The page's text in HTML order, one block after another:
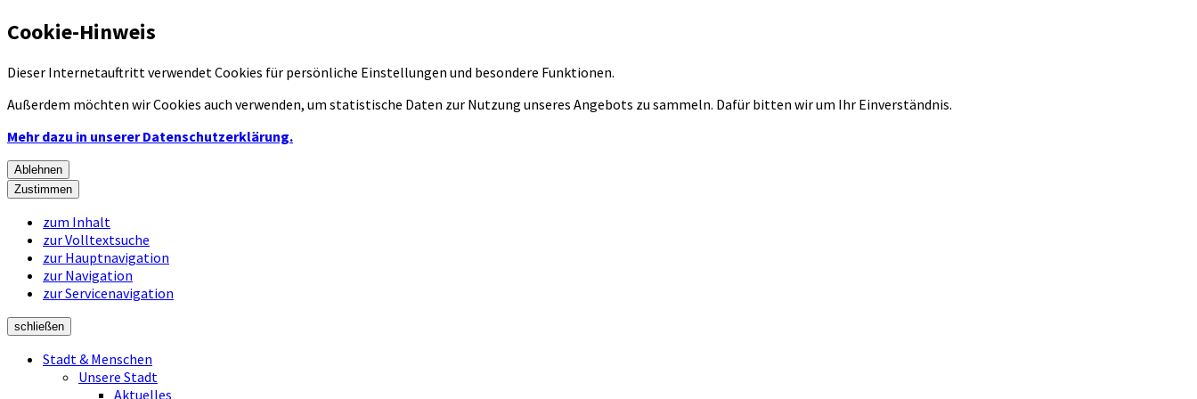
Cookie-Hinweis
Dieser Internetauftritt verwendet Cookies für persönliche Einstellungen und besondere Funktionen.
Außerdem möchten wir Cookies auch verwenden, um statistische Daten zur Nutzung unseres Angebots zu sammeln. Dafür bitten wir um Ihr Einverständnis.
Mehr dazu in unserer Datenschutzerklärung.
Ablehnen
Zustimmen
zum Inhalt
zur Volltextsuche
zur Hauptnavigation
zur Navigation
zur Servicenavigation
schließen
Stadt & Menschen
Unsere Stadt
Aktuelles